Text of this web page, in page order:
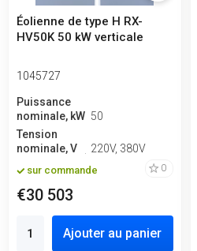
Éolienne de type H RX-
HV50K 50 kW verticale
1045727
Puissance
nominale, kW 50
Tension
nominale, V
220V, 380V
sur commande 0
€30 503
Ajouter au panier